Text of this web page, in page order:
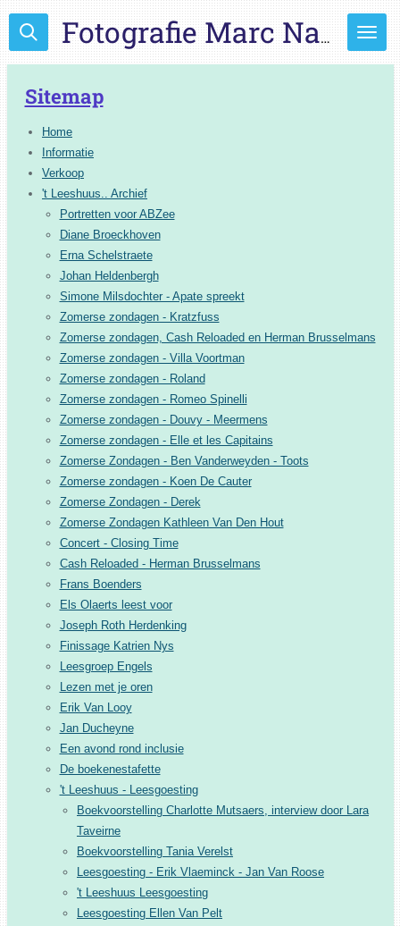
Ga
direct
naar
hoofdinhoud
Fotografie Marc Naesen
Sitemap
Home
Informatie
Verkoop
't Leeshuus.. Archief
Portretten voor ABZee
Diane Broeckhoven
Erna Schelstraete
Johan Heldenbergh
Simone Milsdochter - Apate spreekt
Zomerse zondagen - Kratzfuss
Zomerse zondagen, Cash Reloaded en Herman Brusselmans
Zomerse zondagen - Villa Voortman
Zomerse zondagen - Roland
Zomerse zondagen - Romeo Spinelli
Zomerse zondagen - Douvy - Meermens
Zomerse zondagen - Elle et les Capitains
Zomerse Zondagen - Ben Vanderweyden - Toots
Zomerse zondagen - Koen De Cauter
Zomerse Zondagen - Derek
Zomerse Zondagen Kathleen Van Den Hout
Concert - Closing Time
Cash Reloaded - Herman Brusselmans
Frans Boenders
Els Olaerts leest voor
Joseph Roth Herdenking
Finissage Katrien Nys
Leesgroep Engels
Lezen met je oren
Erik Van Looy
Jan Ducheyne
Een avond rond inclusie
De boekenestafette
't Leeshuus - Leesgoesting
Boekvoorstelling Charlotte Mutsaers, interview door Lara
Taveirne
Boekvoorstelling Tania Verelst
Leesgoesting - Erik Vlaeminck - Jan Van Roose
't Leeshuus Leesgoesting
Leesgoesting Ellen Van Pelt